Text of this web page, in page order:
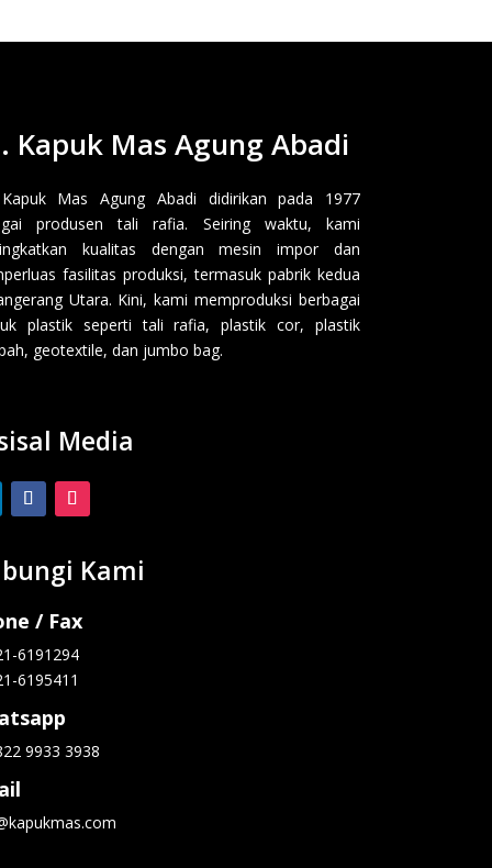
Kapuk Mas Agung Abadi
Mas Agung Abadi didirikan pada 1977
produsen tali rafia. Seiring waktu, kami
kualitas dengan mesin impor dan
fasilitas produksi, termasuk pabrik kedua
Utara. Kini, kami memproduksi berbagai
plastik seperti tali rafia, plastik cor, plastik
geotextile, dan jumbo bag.
Media
Kami
/ Fax
6191294
6195411
9933 3938